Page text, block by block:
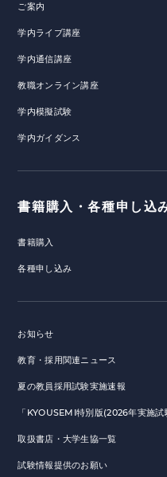
ご案内
学内ライブ講座
学内通信講座
教職オンライン講座
学内模擬試験
学内ガイダンス
書籍購入・各種申し込
書籍購入
各種申し込み
お知らせ
教育・採用関連ニュース
夏の教員採用試験実施速報
「KYOUSEMI特別版(2026年実施
取扱書店・大学生協一覧
試験情報提供のお願い